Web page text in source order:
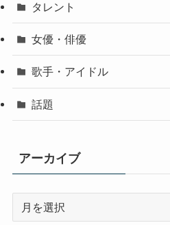
タレント
女優・俳優
歌手・アイドル
話題
アーカイブ